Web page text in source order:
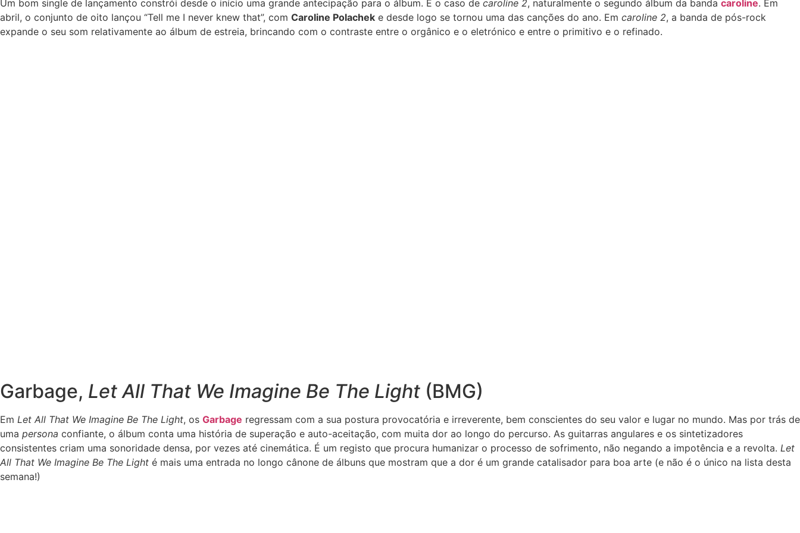
Um bom single de lançamento constrói desde o início uma grande antecipação para o álbum. É o caso de caroline 2, naturalmente o segundo álbum da banda caroline. Em
abril, o conjunto de oito lançou “Tell me I never knew that”, com Caroline Polachek e desde logo se tornou uma das canções do ano. Em caroline 2, a banda de pós-rock
expande o seu som relativamente ao álbum de estreia, brincando com o contraste entre o orgânico e o eletrónico e entre o primitivo e o refinado.
Garbage, Let All That We Imagine Be The Light (BMG)
Em Let All That We Imagine Be The Light, os Garbage regressam com a sua postura provocatória e irreverente, bem conscientes do seu valor e lugar no mundo. Mas por trás de
uma persona confiante, o álbum conta uma história de superação e auto-aceitação, com muita dor ao longo do percurso. As guitarras angulares e os sintetizadores
consistentes criam uma sonoridade densa, por vezes até cinemática. É um registo que procura humanizar o processo de sofrimento, não negando a impotência e a revolta. Let
All That We Imagine Be The Light é mais uma entrada no longo cânone de álbuns que mostram que a dor é um grande catalisador para boa arte (e não é o único na lista desta
semana!)